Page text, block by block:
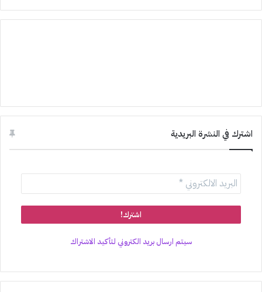
اشترك في النشرة البريدية
سيتم ارسال بريد الكتروني لتأكيد الاشتراك